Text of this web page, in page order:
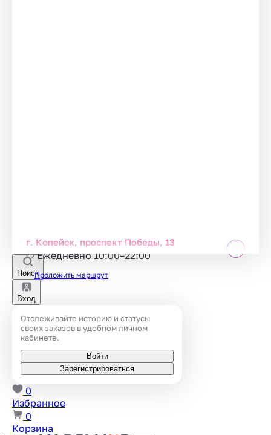
г. Копейск, проспект Победы, 13
Ежедневно 10:00–22:00
Проложить маршрут
Поиск
Вход
Отслеживайте историю и статусы
своих заказов в удобном личном
кабинете.
Войти
Зарегистрироваться
0
Избранное
0
Корзина